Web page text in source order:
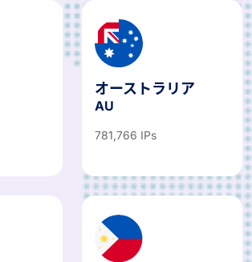
オーストラリア
AU